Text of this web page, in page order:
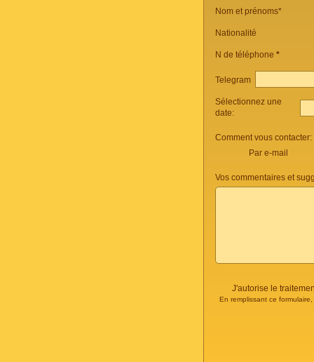
Nom et prénoms*
Nationalité
N de téléphone *
Telegram
Sélectionnez une
date:
Comment vous contacter:
Par e-mail
Vos commentaires et
J'autorise le
En remplissant ce